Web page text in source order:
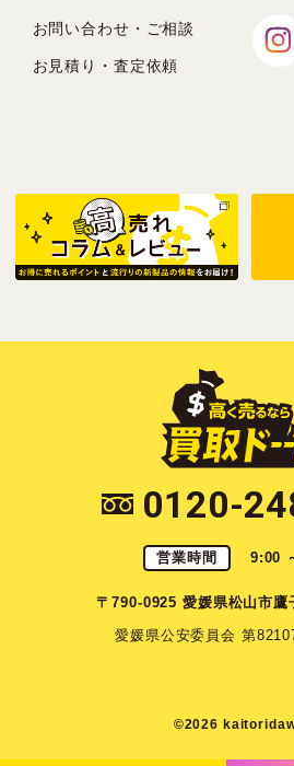
お問い合わせ・ご相談
お見積り・査定依頼
0120-
営業時間 9:00
〒790-0925 愛媛県松山市鷹
愛媛県公安委員会 第
©2026